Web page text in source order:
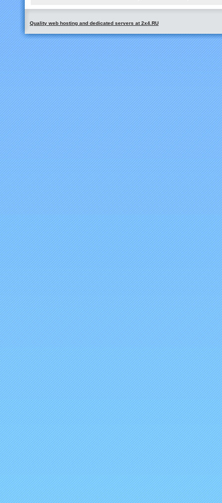
Quality web hosting and dedicated servers at 2x4.RU